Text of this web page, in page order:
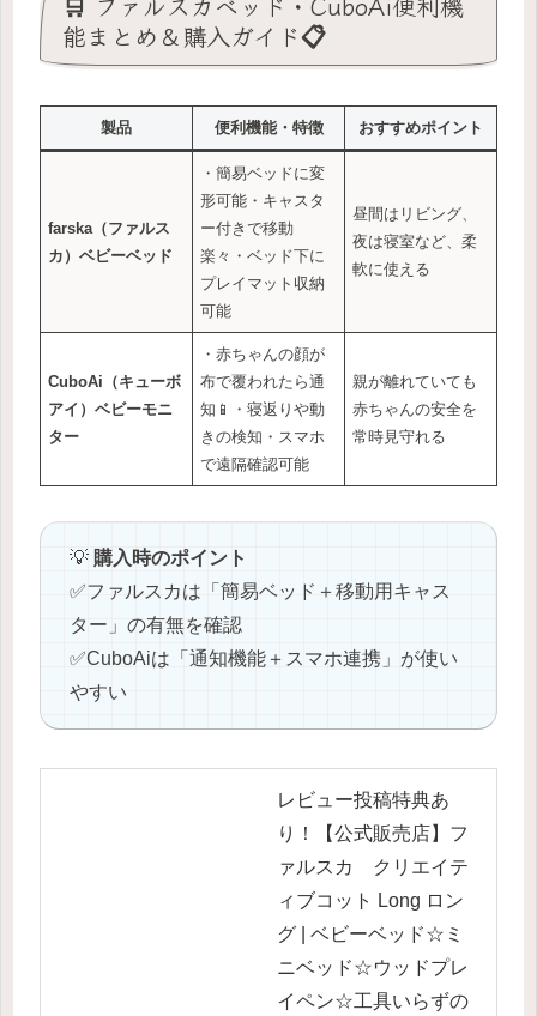
能まとめ＆購入ガイド📋
製品 便利機能・特徴 おすすめポイント
farska（ファルス
カ）ベビーベッド
・簡易ベッドに変
形可能・キャスタ
ー付きで移動
楽々・ベッド下に
プレイマット収納
可能
昼間はリビング、
夜は寝室など、柔
軟に使える
CuboAi（キューボ
アイ）ベビーモニ
ター
・赤ちゃんの顔が
布で覆われたら通
知📱・寝返りや動
きの検知・スマホ
で遠隔確認可能
親が離れていても
赤ちゃんの安全を
常時見守れる
💡 購入時のポイント
✅️ファルスカは「簡易ベッド＋移動用キャス
ター」の有無を確認
✅️CuboAiは「通知機能＋スマホ連携」が使い
やすい
レビュー投稿特典あ
り！【公式販売店】フ
ァルスカ クリエイテ
ィブコット Long ロン
グ | ベビーベッド☆ミ
ニベッド☆ウッドプレ
イペン☆工具いらずの